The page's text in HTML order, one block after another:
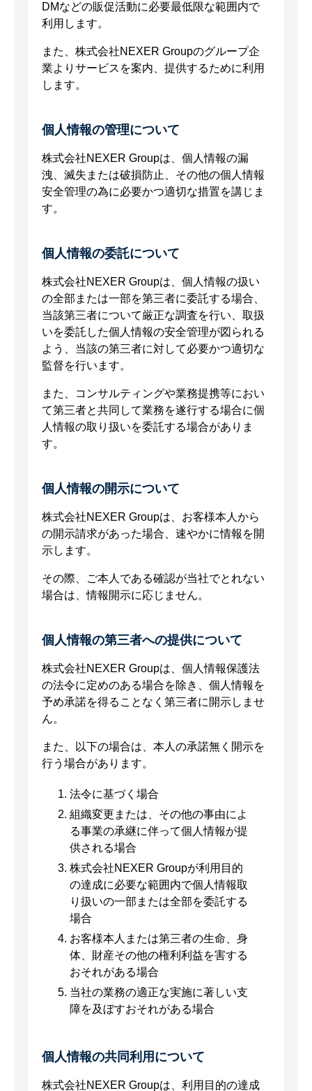
DMなどの販促活動に必要最低限な範囲内で
利用します。
また、株式会社NEXER Groupのグループ企
業よりサービスを案内、提供するために利用
します。
個人情報の管理について
株式会社NEXER Groupは、個人情報の漏
洩、滅失または破損防止、その他の個人情報
安全管理の為に必要かつ適切な措置を講じま
す。
個人情報の委託について
株式会社NEXER Groupは、個人情報の扱い
の全部または一部を第三者に委託する場合、
当該第三者について厳正な調査を行い、取扱
いを委託した個人情報の安全管理が図られる
よう、当該の第三者に対して必要かつ適切な
監督を行います。
また、コンサルティングや業務提携等におい
て第三者と共同して業務を遂行する場合に個
人情報の取り扱いを委託する場合がありま
す。
個人情報の開示について
株式会社NEXER Groupは、お客様本人から
の開示請求があった場合、速やかに情報を開
示します。
その際、ご本人である確認が当社でとれない
場合は、情報開示に応じません。
個人情報の第三者への提供について
株式会社NEXER Groupは、個人情報保護法
の法令に定めのある場合を除き、個人情報を
予め承諾を得ることなく第三者に開示しませ
ん。
また、以下の場合は、本人の承諾無く開示を
行う場合があります。
法令に基づく場合
組織変更または、その他の事由によ
る事業の承継に伴って個人情報が提
供される場合
株式会社NEXER Groupが利用目的
の達成に必要な範囲内で個人情報取
り扱いの一部または全部を委託する
場合
お客様本人または第三者の生命、身
体、財産その他の権利利益を害する
おそれがある場合
当社の業務の適正な実施に著しい支
障を及ぼすおそれがある場合
個人情報の共同利用について
株式会社NEXER Groupは、利用目的の達成